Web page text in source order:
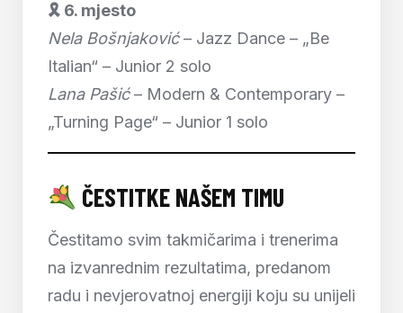
🎗 6. mjesto
Nela Bošnjaković– Jazz Dance – „Be
Italian“ – Junior 2 solo
Lana Pašić– Modern & Contemporary –
„Turning Page“ – Junior 1 solo
ČESTITKE NAŠEM TIMU
Čestitamo svim takmičarima i trenerima
na izvanrednim rezultatima, predanom
radu i nevjerovatnoj energiji koju su unijeli